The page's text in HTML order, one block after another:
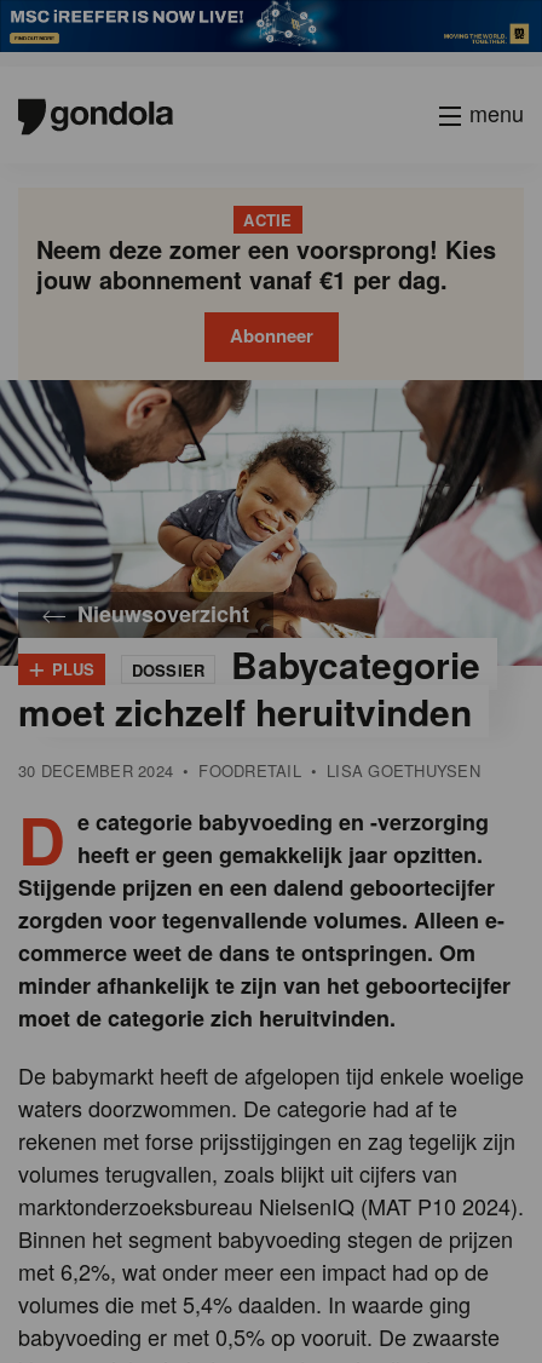
menu
ACTIE
Neem deze zomer een voorsprong! Kies
jouw abonnement vanaf €1 per dag.
Abonneer
Nieuwsoverzicht
+ PLUS DOSSIER
Babycategorie
moet zichzelf heruitvinden
30 DECEMBER 2024 • FOODRETAIL • LISA GOETHUYSEN
iStock
D e categorie babyvoeding en -verzorging
heeft er geen gemakkelijk jaar opzitten.
Stijgende prijzen en een dalend geboortecijfer
zorgden voor tegenvallende volumes. Alleen e-
commerce weet de dans te ontspringen. Om
minder afhankelijk te zijn van het geboortecijfer
moet de categorie zich heruitvinden.
De babymarkt heeft de afgelopen tijd enkele woelige
waters doorzwommen. De categorie had af te
rekenen met forse prijsstijgingen en zag tegelijk zijn
volumes terugvallen, zoals blijkt uit cijfers van
marktonderzoeksbureau NielsenIQ (MAT P10 2024).
Binnen het segment babyvoeding stegen de prijzen
met 6,2%, wat onder meer een impact had op de
volumes die met 5,4% daalden. In waarde ging
babyvoeding er met 0,5% op vooruit. De zwaarste
Gondola
academy
Gondola
society